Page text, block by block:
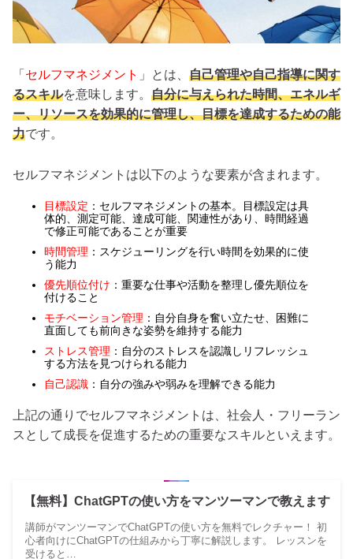
「 セルフマネジメント 」とは、 自己管理や自己指導に関す
るスキルを意味します。 自分に与えられた時間、エネルギ
ー、リソースを効果的に管理し、目標を達成するための能
力です。
セルフマネジメントは以下のような要素が含まれます。
目標設定 ：セルフマネジメントの基本。目標設定は具
体的、測定可能、達成可能、関連性があり、時間経過
で修正可能であることが重要
時間管理 ：スケジューリングを行い時間を効果的に使
う能力
優先順位付け ：重要な仕事や活動を整理し優先順位を
付けること
モチベーション管理 ：自分自身を奮い立たせ、困難に
直面しても前向きな姿勢を維持する能力
ストレス管理 ：自分のストレスを認識しリフレッシュ
する方法を見つけられる能力
自己認識 ：自分の強みや弱みを理解できる能力
上記の通りでセルフマネジメントは、社会人・フリーラン
スとして成長を促進するための重要なスキルといえます。
【無料】ChatGPTの使い方をマンツーマンで教えます
講師がマンツーマンでChatGPTの使い方を無料でレクチャー！ 初
心者向けにChatGPTの仕組みから丁寧に解説します。 レッスンを
受けると…